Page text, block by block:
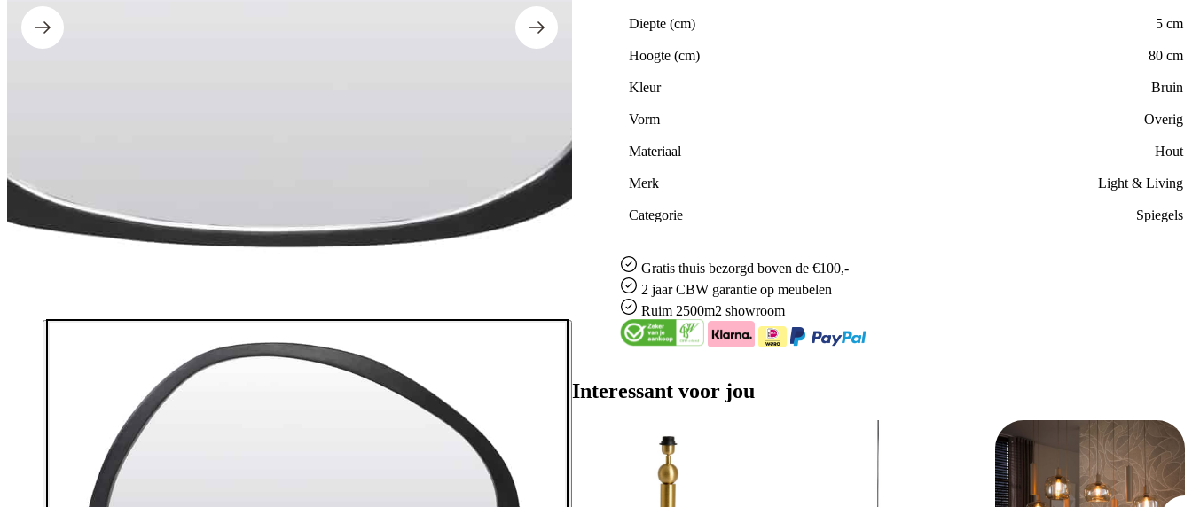
Diepte (cm) 5 cm
Hoogte (cm) 80 cm
Kleur Bruin
Vorm Overig
Materiaal Hout
Merk Light & Living
Categorie Spiegels
Gratisthuis bezorgd boven de €100,-
2 jaar CBW garantieop meubelen
Ruim 2500m2 showroom
Interessant voor jou